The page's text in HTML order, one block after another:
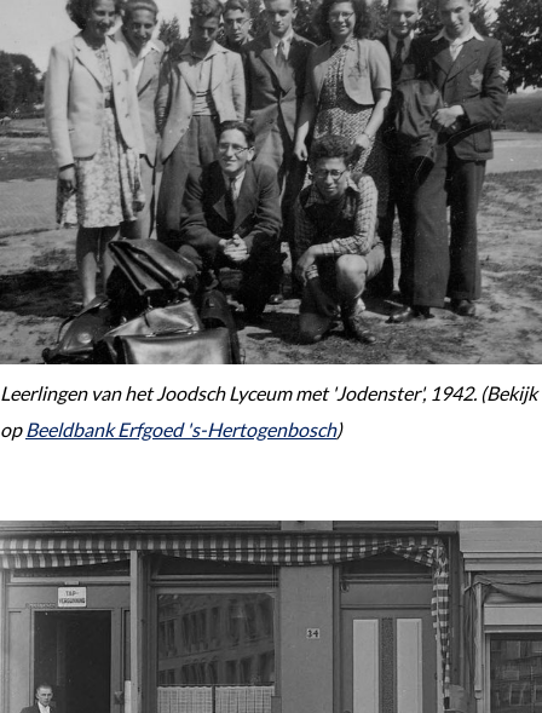
Leerlingen van het Joodsch Lyceum met 'Jodenster', 1942. (Bekijk
opBeeldbank Erfgoed 's-Hertogenbosch)